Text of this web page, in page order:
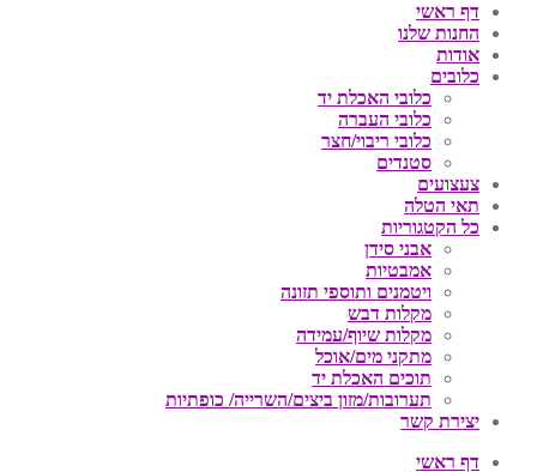
דף ראשי
החנות שלנו
אודות
כלובים
כלובי האכלת יד
כלובי העברה
כלובי ריבוי/חצר
סטנדים
צעצועים
תאי הטלה
כל הקטגוריות
אבני סידן
אמבטיות
ויטמנים ותוספי תזונה
מקלות דבש
מקלות שיוף/עמידה
מתקני מים/אוכל
תוכים האכלת יד
תערובות/מזון ביצים/השרייה/ כופתיות
יצירת קשר
דף ראשי